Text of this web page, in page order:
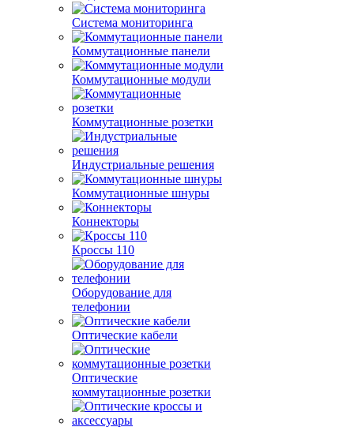
Система мониторинга
Коммутационные панели
Коммутационные модули
Коммутационные розетки
Индустриальные решения
Коммутационные шнуры
Коннекторы
Кроссы 110
Оборудование для
телефонии
Оптические кабели
Оптические
коммутационные розетки